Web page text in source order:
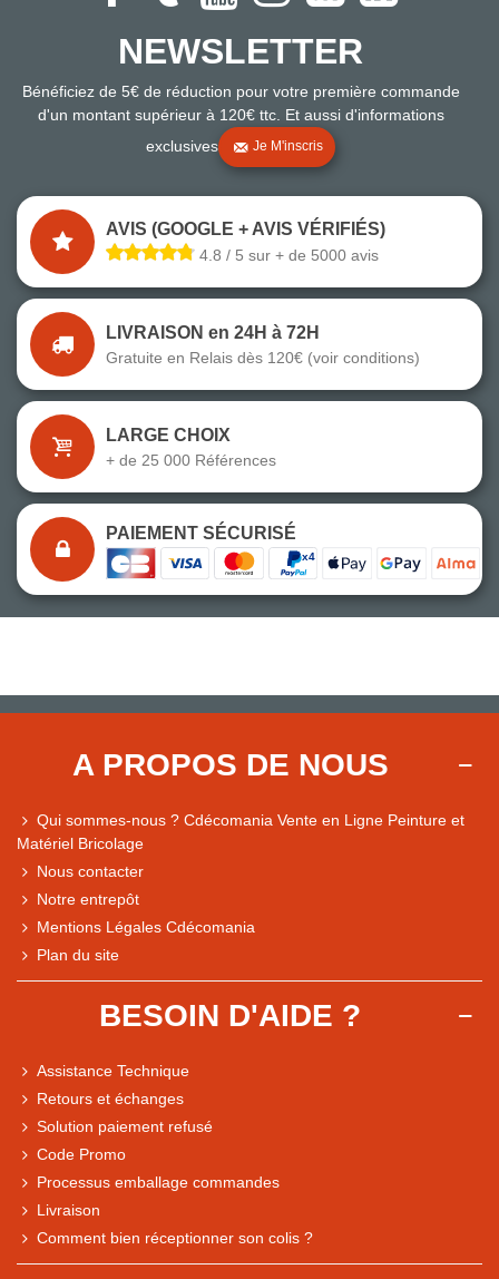
Comparaison des performances du magasin
NEWSLETTER
Bénéficiez de 5€ de réduction pour votre première commande
d'un montant supérieur à 120€ ttc. Et aussi d'informations
exclusives
Je M'inscris
AVIS (GOOGLE + AVIS VÉRIFIÉS)
4.8 / 5 sur + de 5000 avis
LIVRAISON en 24H à 72H
Gratuite en Relais dès 120€ (voir conditions)
LARGE CHOIX
+ de 25 000 Références
PAIEMENT SÉCURISÉ
A PROPOS DE NOUS
Qui sommes-nous ? Cdécomania Vente en Ligne Peinture et
Matériel Bricolage
Nous contacter
Notre entrepôt
Mentions Légales Cdécomania
Plan du site
BESOIN D'AIDE ?
Assistance Technique
Retours et échanges
Solution paiement refusé
Code Promo
Processus emballage commandes
Livraison
Comment bien réceptionner son colis ?